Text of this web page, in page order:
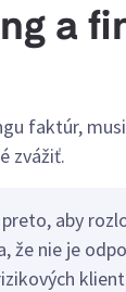
a
faktúr,
zvážiť.
preto, aby
že nie je